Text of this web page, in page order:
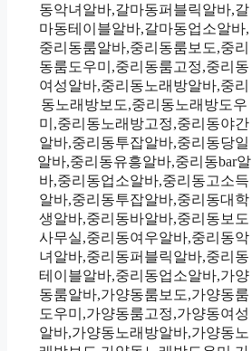
동악녀알바,갈마동퍼블릭알바,갈
마동테이블알바,갈마동업소알바,
중리동룸알바,중리동룸보도,중리
동룸도우미,중리동룸고정,중리동
여성알바,중리동노래방알바,중리
동노래방보도,중리동노래방도우
미,중리동노래방고정,중리동야간
알바,중리동투잡알바,중리동당일
알바,중리동유흥알바,중리동bar알
바,중리동업소알바,중리동고소득
알바,중리동투잡알바,중리동대학
생알바,중리동바알바,중리동보도
사무실,중리동여우알바,중리동악
녀알바,중리동퍼블릭알바,중리동
테이블알바,중리동업소알바,가양
동룸알바,가양동룸보도,가양동룸
도우미,가양동룸고정,가양동여성
알바,가양동노래방알바,가양동노